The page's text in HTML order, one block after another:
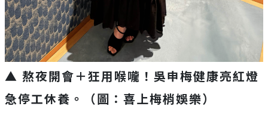
▲ 熬夜開會＋狂用喉嚨！吳申梅健康亮紅燈
急停工休養 。（圖：喜上梅梢娛樂）